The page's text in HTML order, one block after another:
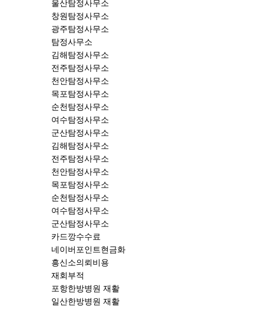
울산탐정사무소
창원탐정사무소
광주탐정사무소
탐정사무소
김해탐정사무소
전주탐정사무소
천안탐정사무소
목포탐정사무소
순천탐정사무소
여수탐정사무소
군산탐정사무소
김해탐정사무소
전주탐정사무소
천안탐정사무소
목포탐정사무소
순천탐정사무소
여수탐정사무소
군산탐정사무소
카드깡수수료
네이버포인트현금화
흥신소의뢰비용
재회부적
포항한방병원 재활
일산한방병원 재활